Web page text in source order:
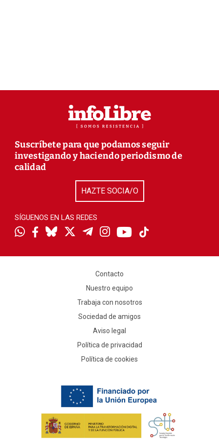
Suscríbete para que podamos seguir
investigando y haciendo periodismo de
calidad
HAZTE SOCIA/O
SÍGUENOS EN LAS REDES
Contacto
Nuestro equipo
Trabaja con nosotros
Sociedad de amigos
Aviso legal
Política de privacidad
Política de cookies